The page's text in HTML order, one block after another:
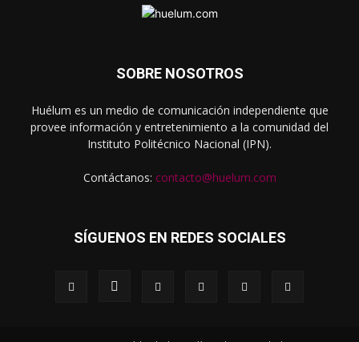
SOBRE NOSOTROS
Huélum es un medio de comunicación independiente que
provee información y entretenimiento a la comunidad del
Instituto Politécnico Nacional (IPN).
Contáctanos: contacto@huelum.com
SÍGUENOS EN REDES SOCIALES